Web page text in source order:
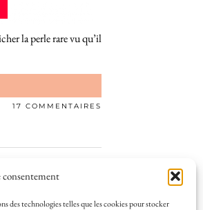
consentement
des technologies telles que les cookies pour stocker
la perle rare vu qu’il
17 COMMENTAIRES